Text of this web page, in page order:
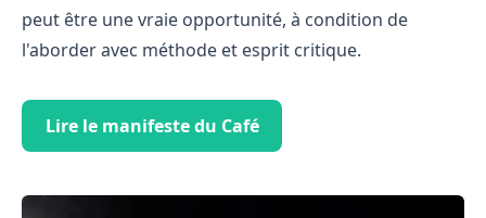
peut être une vraie opportunité, à condition de
l'aborder avec méthode et esprit critique.
Lire le manifeste du Café